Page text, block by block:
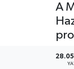
A
Bozkurt
Cide